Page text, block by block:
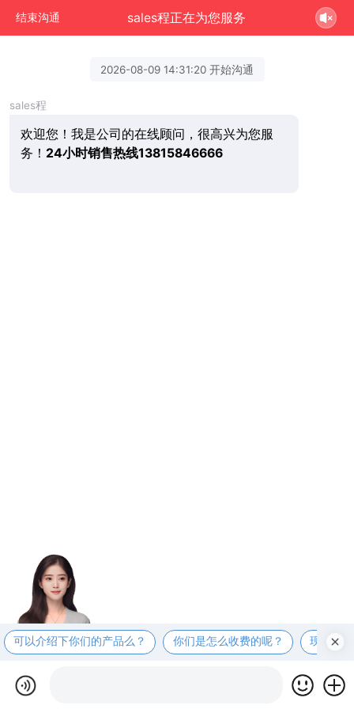
结束沟通 sales程正在为您服务
2026-08-09 14:31:20 开始沟通
sales程
欢迎您！我是公司的在线顾问，很高兴为您服
务！ 24小时销售热线13815846666
可以介绍下你们的产品么？ 你们是怎么收费的呢？ 现在有